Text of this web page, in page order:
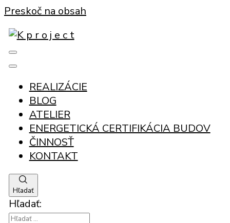
Preskoč na obsah
K p r o j e c t
certifikácia budov
REALIZÁCIE
BLOG
ATELIER
ENERGETICKÁ CERTIFIKÁCIA BUDOV
ČINNOSŤ
KONTAKT
Hľadať
Hľadať: